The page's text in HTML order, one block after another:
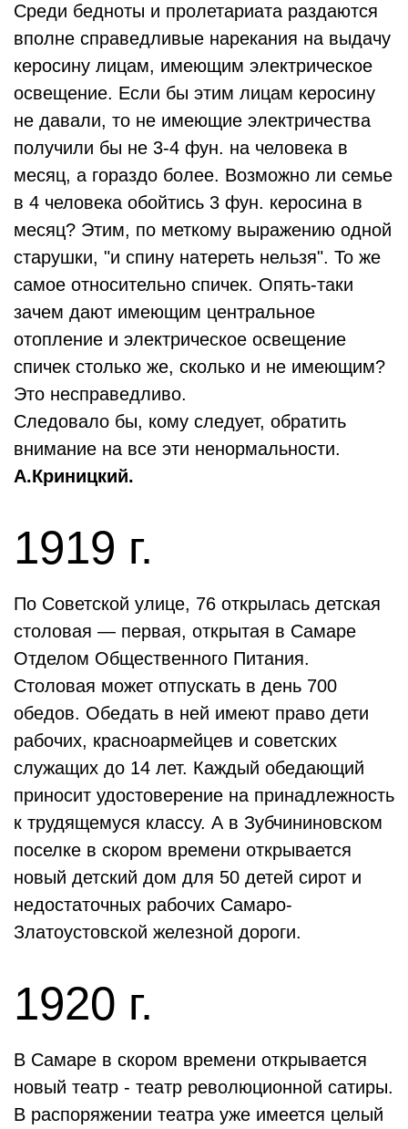
Среди бедноты и пролетариата раздаются
вполне справедливые нарекания на выдачу
керосину лицам, имеющим электрическое
освещение. Если бы этим лицам керосину
не давали, то не имеющие электричества
получили бы не 3-4 фун. на человека в
месяц, а гораздо более. Возможно ли семье
в 4 человека обойтись 3 фун. керосина в
месяц? Этим, по меткому выражению одной
старушки, "и спину натереть нельзя". То же
самое относительно спичек. Опять-таки
зачем дают имеющим центральное
отопление и электрическое освещение
спичек столько же, сколько и не имеющим?
Это несправедливо.
Следовало бы, кому следует, обратить
внимание на все эти ненормальности.
А.Криницкий.
1919 г.
По Советской улице, 76 открылась детская
столовая — первая, открытая в Самаре
Отделом Общественного Питания.
Столовая может отпускать в день 700
обедов. Обедать в ней имеют право дети
рабочих, красноармейцев и советских
служащих до 14 лет. Каждый обедающий
приносит удостоверение на принадлежность
к трудящемуся классу. А в Зубчининовском
поселке в скором времени открывается
новый детский дом для 50 детей сирот и
недостаточных рабочих Самаро-
Златоустовской железной дороги.
1920 г.
В Самаре в скором времени открывается
новый театр - театр революционной сатиры.
В распоряжении театра уже имеется целый